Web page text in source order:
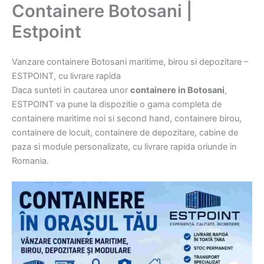
Containere Botosani |
Estpoint
Vanzare containere Botosani maritime, birou si depozitare –
ESTPOINT, cu livrare rapida
Daca sunteti in cautarea unor containere in Botosani,
ESTPOINT va pune la dispozitie o gama completa de
containere maritime noi si second hand, containere birou,
containere de locuit, containere de depozitare, cabine de
paza si module personalizate, cu livrare rapida oriunde in
Romania.